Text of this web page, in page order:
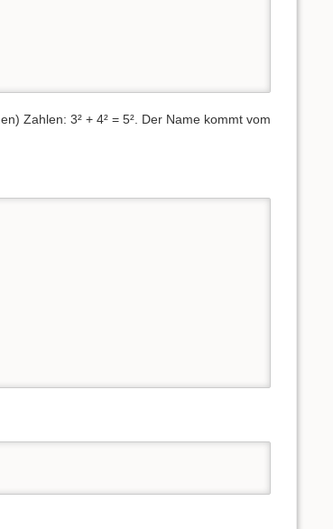
Zahlen: 3² + 4² = 5². Der Name kommt vom